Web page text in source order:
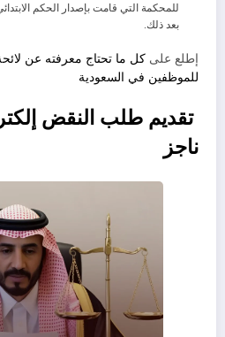
للمحكمة التي قامت بإصدار الحكم
بعد ذلك.
إطلع على كل ما تحتاج معرفته عن
للموظفين في السعودية
تقديم طلب النقض
ناجز